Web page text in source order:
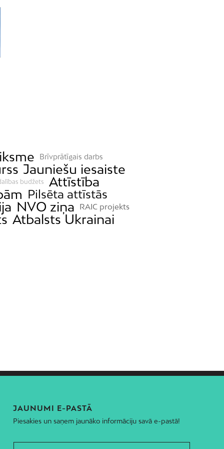
Brīvprātīgais darbs
Jauniešu iesaiste
budžets
Attīstība
Pilsēta attīstās
NVO ziņa RAIC projekts
Atbalsts Ukrainai
JAUNUMI E-PASTĀ
Piesakies un saņem jaunāko informāciju savā e-pastā!